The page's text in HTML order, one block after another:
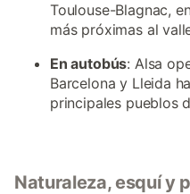
Toulouse-Blagnac,
más próximas al
En autobús: Alsa
Barcelona y Lleida
principales pueblos
Naturaleza, esquí y